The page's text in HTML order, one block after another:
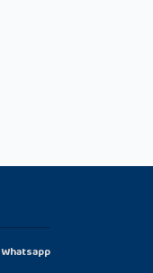
Whatsapp